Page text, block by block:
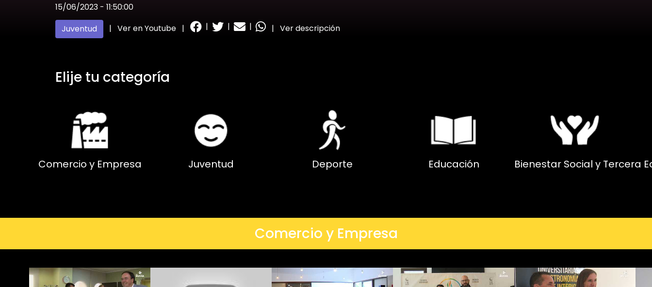
15/06/2023 - 11:50:00
Juventud
| Ver en Youtube | | | | | Ver descripción
Elije tu categoría
Comercio y Empresa Juventud Deporte Educación Bienestar Social y Tercera
Comercio y Empresa